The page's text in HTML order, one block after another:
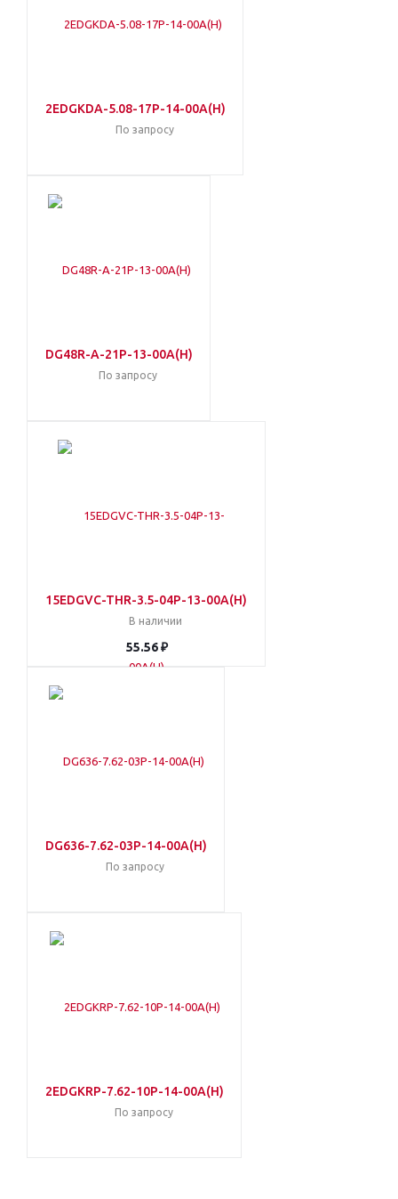
2EDGKDA-5.08-17P-14-00A(H)
По запросу
DG48R-A-21P-13-00A(H)
По запросу
15EDGVC-THR-3.5-04P-13-00A(H)
В наличии
55.56 ₽
DG636-7.62-03P-14-00A(H)
По запросу
2EDGKRP-7.62-10P-14-00A(H)
По запросу